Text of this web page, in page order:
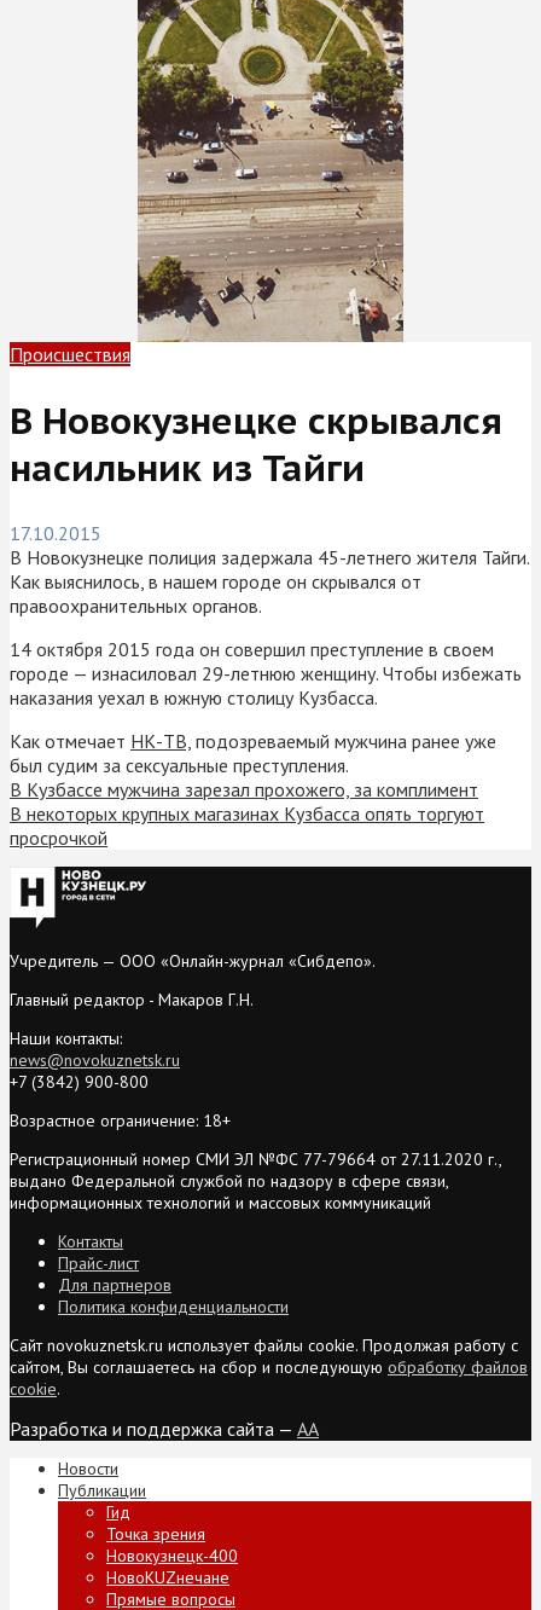
Происшествия
В Новокузнецке скрывался
насильник из Тайги
17.10.2015
В Новокузнецке полиция задержала 45-летнего жителя Тайги.
Как выяснилось, в нашем городе он скрывался от
правоохранительных органов.
14 октября 2015 года он совершил преступление в своем
городе — изнасиловал 29-летнюю женщину. Чтобы избежать
наказания уехал в южную столицу Кузбасса.
Как отмечает НК-ТВ, подозреваемый мужчина ранее уже
был судим за сексуальные преступления.
В Кузбассе мужчина зарезал прохожего, за комплимент
В некоторых крупных магазинах Кузбасса опять торгуют
просрочкой
Учредитель — ООО «Онлайн-журнал «Сибдепо».
Главный редактор - Макаров Г.Н.
Наши контакты:
news@novokuznetsk.ru
+7 (3842) 900-800
Возрастное ограничение: 18+
Регистрационный номер СМИ ЭЛ №ФС 77-79664 от 27.11.2020 г.,
выдано Федеральной службой по надзору в сфере связи,
информационных технологий и массовых коммуникаций
Контакты
Прайс-лист
Для партнеров
Политика конфиденциальности
Сайт novokuznetsk.ru использует файлы cookie. Продолжая работу с
сайтом, Вы соглашаетесь на сбор и последующую обработку файлов
cookie.
Разработка и поддержка сайта — AA
Новости
Публикации
Гид
Точка зрения
Новокузнецк-400
НовоKUZнечане
Прямые вопросы